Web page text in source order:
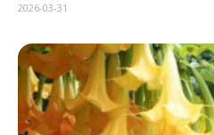
2026-03-31